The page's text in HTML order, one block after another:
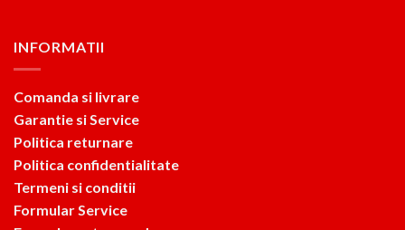
INFORMATII
Comanda si livrare
Garantie si Service
Politica returnare
Politica confidentialitate
Termeni si conditii
Formular Service